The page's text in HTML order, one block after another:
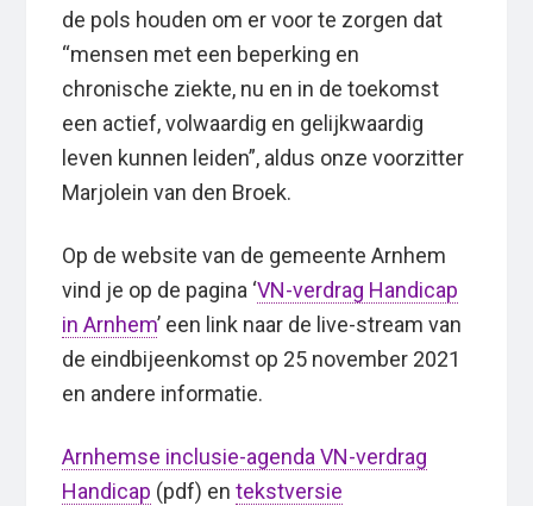
de pols houden om er voor te zorgen dat
“mensen met een beperking en
chronische ziekte, nu en in de toekomst
een actief, volwaardig en gelijkwaardig
leven kunnen leiden”, aldus onze voorzitter
Marjolein van den Broek.
Op de website van de gemeente Arnhem
vind je op de pagina ‘VN-verdrag Handicap
in Arnhem’ een link naar de live-stream van
de eindbijeenkomst op 25 november 2021
en andere informatie.
Arnhemse inclusie-agenda VN-verdrag
Handicap (pdf) entekstversie